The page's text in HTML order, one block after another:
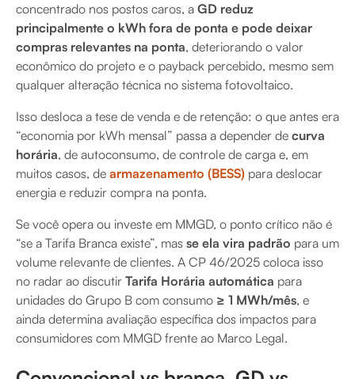
concentrado nos postos caros, a GD reduz
principalmente o kWh fora de ponta e pode deixar
compras relevantes na ponta, deteriorando o valor
econômico do projeto e o payback percebido, mesmo sem
qualquer alteração técnica no sistema fotovoltaico.
Isso desloca a tese de venda e de retenção: o que antes era
“economia por kWh mensal” passa a depender de curva
horária, de autoconsumo, de controle de carga e, em
muitos casos, de armazenamento (BESS) para deslocar
energia e reduzir compra na ponta.
Se você opera ou investe em MMGD, o ponto crítico não é
“se a Tarifa Branca existe”, mas se ela vira padrão para um
volume relevante de clientes. A CP 46/2025 coloca isso
no radar ao discutir Tarifa Horária automática para
unidades do Grupo B com consumo ≥ 1 MWh/mês, e
ainda determina avaliação específica dos impactos para
consumidores com MMGD frente ao Marco Legal.